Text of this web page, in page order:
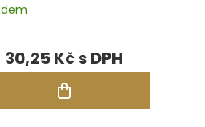
30,25 Kč